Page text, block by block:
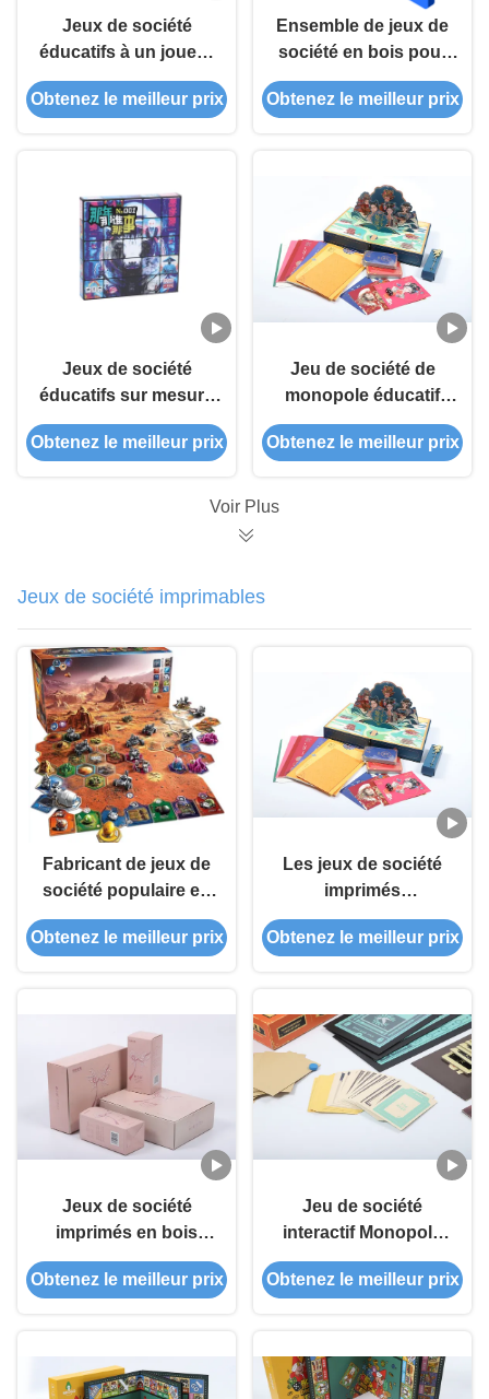
Jeux de société
éducatifs à un joueur
pour enfants
Obtenez le meilleur prix
Ensemble de jeux de
société en bois pour
enfants Échecs et
jeux de société pour
plastique
Obtenez le meilleur prix
Jeux de société
éducatifs sur mesure
pour enfants de 5 ans
Obtenez le meilleur prix
Jeu de société de
monopole éducatif
imprimable en 3D
Obtenez le meilleur prix
Voir Plus
Jeux de société imprimables
Fabricant de jeux de
société populaire en
gros Fabrique de
divertissement Jeux
finition de surface
d'estampage à chaud
Obtenez le meilleur prix
Les jeux de société
imprimés
numériquement
expérimentent les
Obtenez le meilleur prix
Jeux de société
imprimés en bois
Monopoly
personnalisés
Obtenez le meilleur prix
Jeu de société
interactif Monopoly
Millionaire
Obtenez le meilleur prix